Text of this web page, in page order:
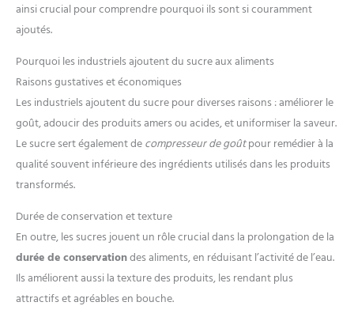
ainsi crucial pour comprendre pourquoi ils sont si couramment
ajoutés.
Pourquoi les industriels ajoutent du sucre aux aliments
Raisons gustatives et économiques
Les industriels ajoutent du sucre pour diverses raisons : améliorer le
goût, adoucir des produits amers ou acides, et uniformiser la saveur.
Le sucre sert également decompresseur de goûtpour remédier à la
qualité souvent inférieure des ingrédients utilisés dans les produits
transformés.
Durée de conservation et texture
En outre, les sucres jouent un rôle crucial dans la prolongation de la
durée de conservationdes aliments, en réduisant l’activité de l’eau.
Ils améliorent aussi la texture des produits, les rendant plus
attractifs et agréables en bouche.